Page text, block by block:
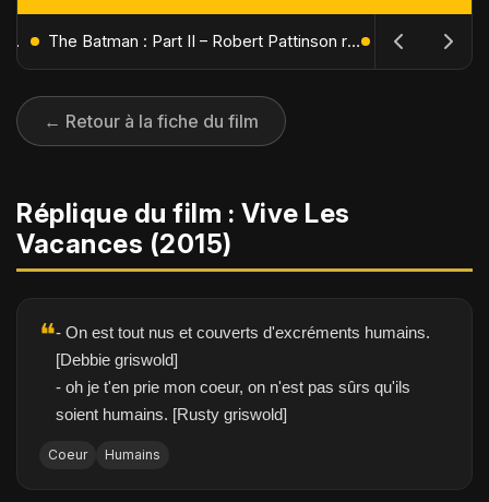
L'Âge de Glace : Le Réveil du Volcan – Manny, Sid et Diego de retour pour une aventure explosive The Batman : Part II – Robert Pattinson replonge dans les ténèbres de Gotham dès octobre 2027
← Retour à la fiche du film
Réplique du film : Vive Les
Vacances (2015)
❝- On est tout nus et couverts d'excréments humains.
[Debbie griswold]
- oh je t'en prie mon coeur, on n'est pas sûrs qu'ils
soient humains. [Rusty griswold]
Coeur Humains